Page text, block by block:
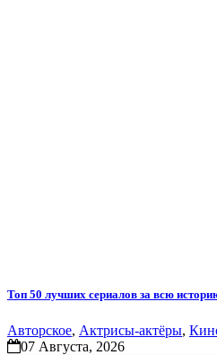
Топ 50 лучших сериалов за всю
Авторское, Актрисы-актёры,
07 Августа, 2026